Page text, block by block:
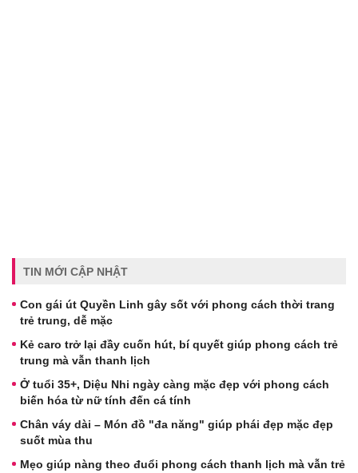
TIN MỚI CẬP NHẬT
Con gái út Quyền Linh gây sốt với phong cách thời trang
trẻ trung, dễ mặc
Kẻ caro trở lại đầy cuốn hút, bí quyết giúp phong cách trẻ
trung mà vẫn thanh lịch
Ở tuổi 35+, Diệu Nhi ngày càng mặc đẹp với phong cách
biến hóa từ nữ tính đến cá tính
Chân váy dài – Món đồ "đa năng" giúp phái đẹp mặc đẹp
suốt mùa thu
Mẹo giúp nàng theo đuổi phong cách thanh lịch mà vẫn trẻ